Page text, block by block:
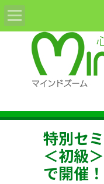
Home
ABOUT
教材/書籍/
姓名鑑定
セミナーの
特別セ
＜初級
で開催！